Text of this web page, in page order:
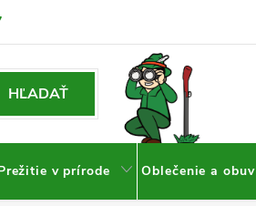
HĽADAŤ
v prírode Oblečenie a obuv